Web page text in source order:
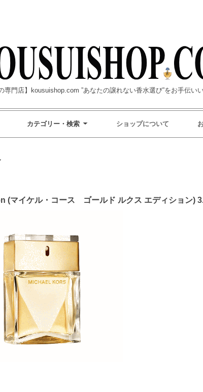
専門店】kousuishop.com ”あなたの譲れない香水選び”をお手伝い
カテゴリー・検索 ショップについて
(マイケル・コース ゴールド ルクス エディション)